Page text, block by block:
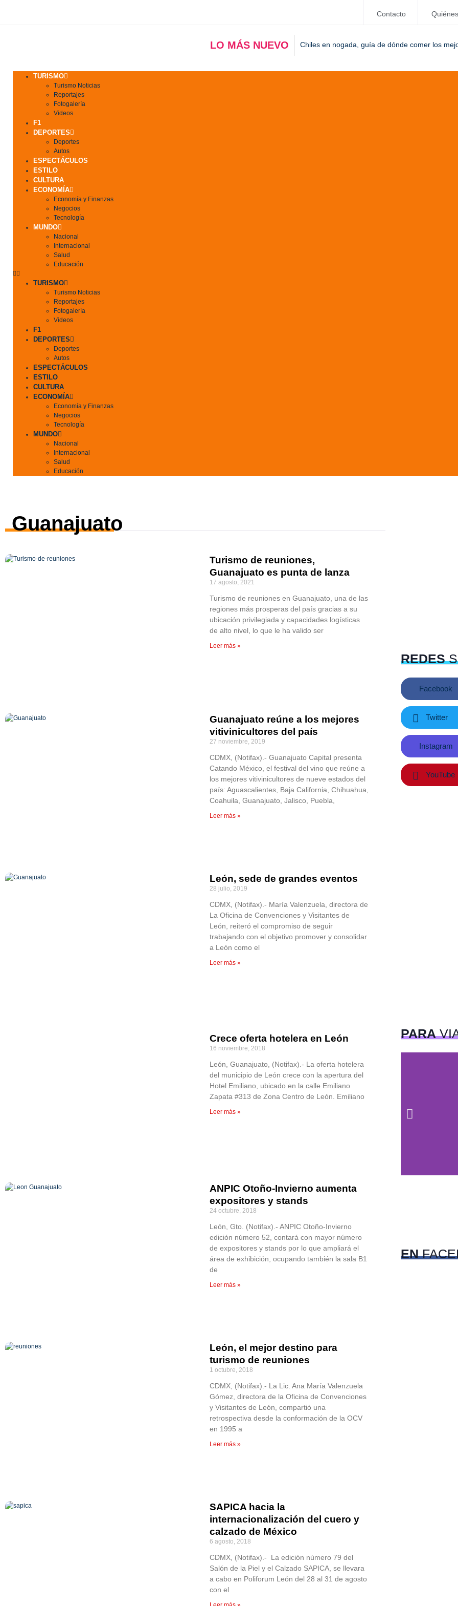
Contacto
LO MÁS NUEVO Chiles en nogada, guía de dónde comer los
TURISMO
Turismo Noticias
Reportajes
Fotogalería
Videos
F1
DEPORTES
Deportes
Autos
ESPECTÁCULOS
ESTILO
CULTURA
ECONOMÍA
Economía y Finanzas
Negocios
Tecnología
MUNDO
Nacional
Internacional
Salud
Educación
TURISMO
Turismo Noticias
Reportajes
Fotogalería
Videos
F1
DEPORTES
Deportes
Autos
ESPECTÁCULOS
ESTILO
CULTURA
ECONOMÍA
Economía y Finanzas
Negocios
Tecnología
MUNDO
Nacional
Internacional
Salud
Educación
Guanajuato
Turismo de reuniones,
Guanajuato es punta de lanza
17 agosto, 2021
Turismo de reuniones en Guanajuato, una de las
regiones más prosperas del país gracias a su
ubicación privilegiada y capacidades logísticas
de alto nivel, lo que le ha valido ser
Leer más »
Guanajuato reúne a los mejores
vitivinicultores del país
27 noviembre, 2019
CDMX, (Notifax).- Guanajuato Capital presenta
Catando México, el festival del vino que reúne a
los mejores vitivinicultores de nueve estados del
país: Aguascalientes, Baja California, Chihuahua,
Coahuila, Guanajuato, Jalisco, Puebla,
Leer más »
León, sede de grandes eventos
28 julio, 2019
CDMX, (Notifax).- María Valenzuela, directora de
La Oficina de Convenciones y Visitantes de
León, reiteró el compromiso de seguir
trabajando con el objetivo promover y consolidar
a León como el
Leer más »
Crece oferta hotelera en León
16 noviembre, 2018
León, Guanajuato, (Notifax).- La oferta hotelera
del municipio de León crece con la apertura del
Hotel Emiliano, ubicado en la calle Emiliano
Zapata #313 de Zona Centro de León. Emiliano
Leer más »
ANPIC Otoño-Invierno aumenta
expositores y stands
24 octubre, 2018
León, Gto. (Notifax).- ANPIC Otoño-Invierno
edición número 52, contará con mayor número
de expositores y stands por lo que ampliará el
área de exhibición, ocupando también la sala B1
de
Leer más »
León, el mejor destino para
turismo de reuniones
1 octubre, 2018
CDMX, (Notifax).- La Lic. Ana María Valenzuela
Gómez, directora de la Oficina de Convenciones
y Visitantes de León, compartió una
retrospectiva desde la conformación de la OCV
en 1995 a
Leer más »
SAPICA hacia la
internacionalización del cuero y
calzado de México
6 agosto, 2018
CDMX, (Notifax).- La edición número 79 del
Salón de la Piel y el Calzado SAPICA, se llevara
a cabo en Poliforum León del 28 al 31 de agosto
con el
REDES
Facebook
Twitter
Instagram
YouTube
PARA
EN